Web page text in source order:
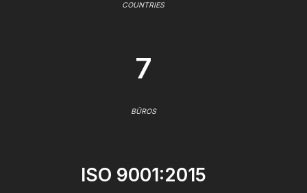
COUNTRIES
7
BÜROS
ISO 9001:2015